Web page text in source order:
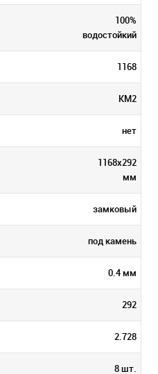
100%
водостойкий
1168
КМ2
нет
1168x292
мм
замковый
под камень
0.4 мм
292
2.728
8 шт.